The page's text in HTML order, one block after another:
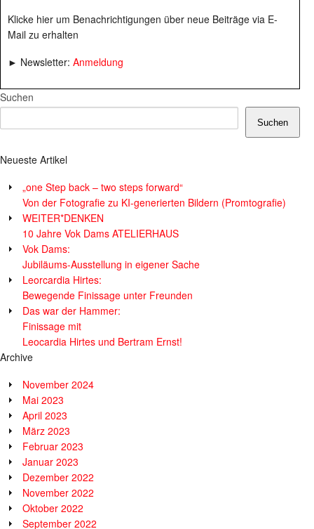
Klicke hier um Benachrichtigungen über neue Beiträge via E-
Mail zu erhalten
► Newsletter: Anmeldung
Suchen
Suchen
Neueste Artikel
„one Step back – two steps forward“
Von der Fotografie zu KI-generierten Bildern (Promtografie)
WEITER*DENKEN
10 Jahre Vok Dams ATELIERHAUS
Vok Dams:
Jubiläums-Ausstellung in eigener Sache
Leorcardia Hirtes:
Bewegende Finissage unter Freunden
Das war der Hammer:
Finissage mit
Leocardia Hirtes und Bertram Ernst!
Archive
November 2024
Mai 2023
April 2023
März 2023
Februar 2023
Januar 2023
Dezember 2022
November 2022
Oktober 2022
September 2022